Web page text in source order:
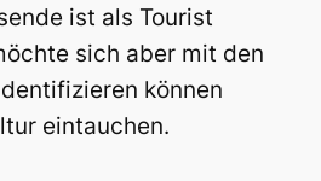
ist als Tourist
sich aber mit den
können
eintauchen.